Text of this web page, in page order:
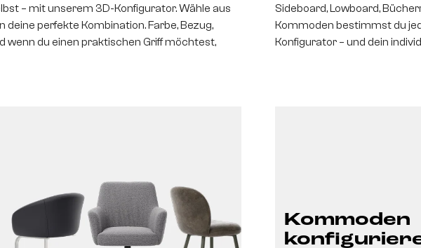
– mit unserem 3D-Konfigurator. Wähle aus
deine perfekte Kombination. Farbe, Bezug,
wenn du einen praktischen Griff möchtest,
Sideboard, Lowboard,
Kommoden bestimmst du
Konfigurator – und dein
Kommoden